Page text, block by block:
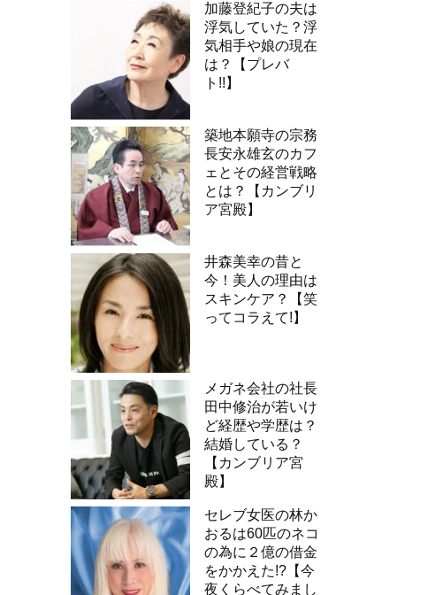
加藤登紀子の夫は
浮気していた？浮
気相手や娘の現在
は？【プレバ
ト!!】
築地本願寺の宗務
長安永雄玄のカフ
ェとその経営戦略
とは？【カンブリ
ア宮殿】
井森美幸の昔と
今！美人の理由は
スキンケア？【笑
ってコラえて!】
メガネ会社の社長
田中修治が若いけ
ど経歴や学歴は？
結婚している？
【カンブリア宮
殿】
セレブ女医の林か
おるは60匹のネコ
の為に２億の借金
をかかえた!?【今
夜くらべてみまし